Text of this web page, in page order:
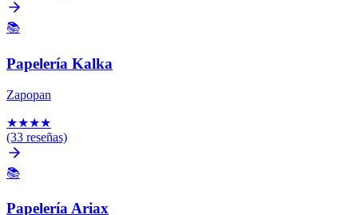
📚
Papelería Kalka
Zapopan
★★★★
(33 reseñas)
📚
Papelería Ariax